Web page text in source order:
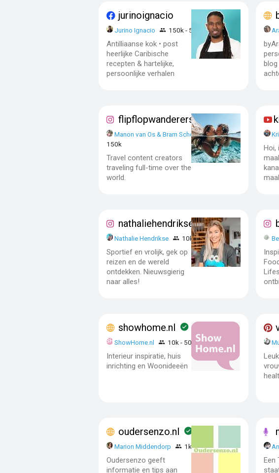
jurinoignacio
Jurino Ignacio 150k - 500k
Antilliaanse kok • post
heerlijke Caribische
recepten & hartelijke,
persoonlijke verhalen
flipflopwanderers
Manon van Os & Bram School
50k -
150k
Travel content creators
traveling full-time over the
world.
Hoi,
nathaliehendrikse
Nathalie Hendrikse 10k - 50k
Sportief en vrolijk, gek op
reizen en de wereld
ontdekken. Nieuwsgierig
naar alles!
showhome.nl
ShowHome.nl 10k - 50k
Interieur inspiratie, huis
inrichting en Woonideeën
oudersenzo.nl
Marion Middendorp 1k - 10k
Oudersenzo geeft
informatie en tips aan
Een